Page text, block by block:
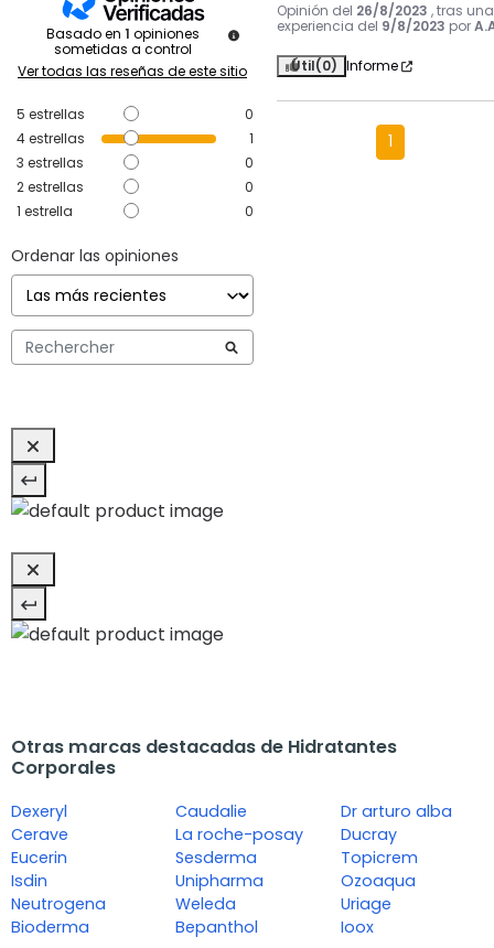
Basado en 1 opiniones
sometidas a control
Ver todas las reseñas de este sitio
5 estrellas
0
4estrellas
1
3 estrellas
0
2estrellas
0
1 estrella 0
Ordenar las opiniones
Opinión del 26/8/2023 , tras una
experiencia del 9/8/2023 por
Útil(0) Informe
1
Otras marcas destacadas de Hidratantes
Corporales
Dexeryl
Cerave
Eucerin
Isdin
Neutrogena
Bioderma
Caudalie
La roche-posay
Sesderma
Unipharma
Weleda
Bepanthol
Dr arturo alba
Ducray
Topicrem
Ozoaqua
Uriage
Ioox